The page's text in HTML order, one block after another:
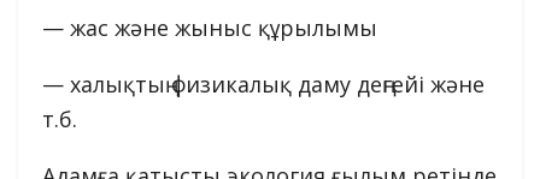
— жас және жыныс құрылымы
— халықтың физикалық даму деңгейі және
т.б.